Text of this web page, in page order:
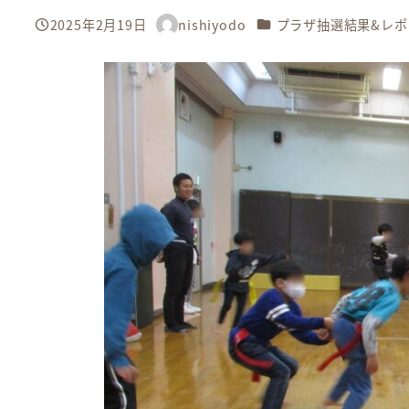
投稿日
2025年2月19日
著
nishiyodo カテゴリー
プラザ抽選結果&レ